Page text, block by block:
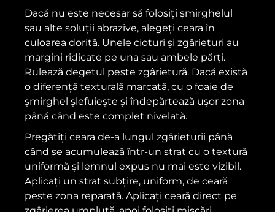
Dacă nu este necesar să folosiți șmirghelul
sau alte soluții abrazive, alegeți ceara în
culoarea dorită. Unele cioturi și zgârieturi au
margini ridicate pe una sau ambele părți.
Rulează degetul peste zgârietură. Dacă există
o diferență texturală marcată, cu o foaie de
șmirghel șlefuiește și îndepărtează ușor zona
până când este complet nivelată.
Pregătiți ceara de-a lungul zgârieturii până
când se acumulează într-un strat cu o textură
uniformă și lemnul expus nu mai este vizibil.
Aplicați un strat subțire, uniform, de ceară
peste zona reparată. Aplicați ceară direct pe